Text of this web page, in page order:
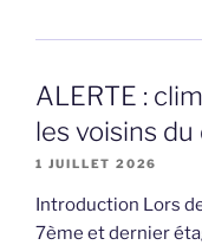
ALERTE :
les voisins du
1 JUILLET 2026
Introduction Lors
7ème et dernier